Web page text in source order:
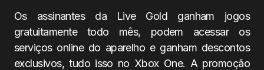
Os assinantes da Live Gold ganham jogos
gratuitamente todo mês, podem acessar os
serviços online do aparelho e ganham descontos
exclusivos, tudo isso no Xbox One. A promoção